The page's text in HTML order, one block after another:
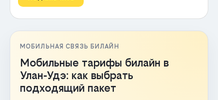
МОБИЛЬНАЯ СВЯЗЬ БИЛАЙН
Мобильные тарифы билайн в
Улан-Удэ: как выбрать
подходящий пакет